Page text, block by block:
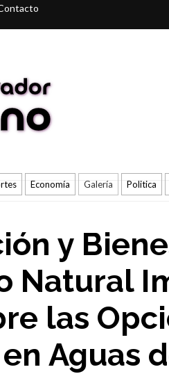
Economía Galería Politica
y
Natural
las
Aguas